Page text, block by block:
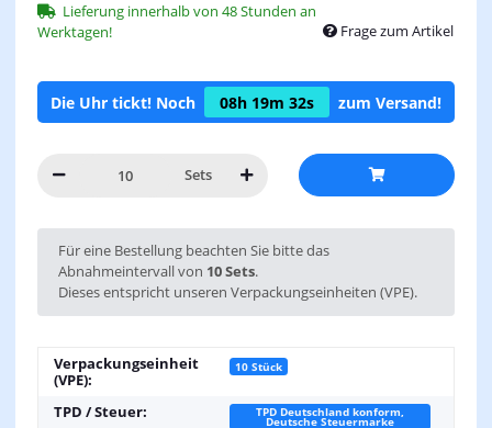
Lieferung innerhalb von 48 Stunden an
Werktagen!
Frage zum Artikel
Die Uhr tickt! Noch 08h 19m 32s zum Versand!
Sets
x
Für eine Bestellung beachten Sie bitte das
Abnahmeintervall von 10 Sets.
Dieses entspricht unseren Verpackungseinheiten (VPE).
Verpackungseinheit
(VPE):
10 Stück
TPD / Steuer: TPD Deutschland konform,
Deutsche Steuermarke